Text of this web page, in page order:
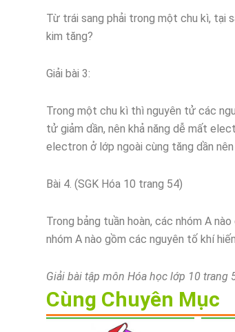
Từ trái sang phải trong một chu kì, tại
kim tăng?
Giải bài 3:
Trong một chu kì thì nguyên tử các
tử giảm dần, nên khả năng dễ mất
electron ở lớp ngoài cùng tăng dần
Bài 4. (SGK Hóa 10 trang 54)
Trong bảng tuần hoàn, các nhóm A
nhóm A nào gồm các nguyên tố khí
Giải bài tập môn Hóa học lớp 10 trang
Cùng Chuyên Mục